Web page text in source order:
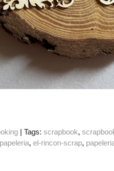
|Tags:scrapbook
papeleria el-rincon-scrap